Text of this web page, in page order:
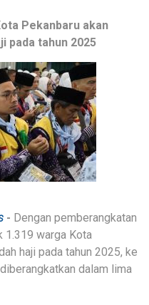
menjalankan kehidupan.
semua keadaan, ketika
Pekanbaru akan
pada tahun 2025
- Dengan pemberangkatan
1.319 warga Kota
haji pada tahun 2025, ke
dalam lima